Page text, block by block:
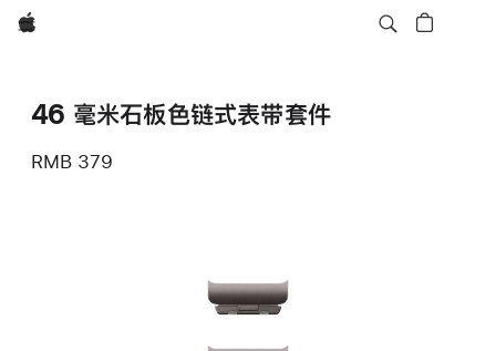
Apple
46 毫米石板色链式表带套件
RMB 379